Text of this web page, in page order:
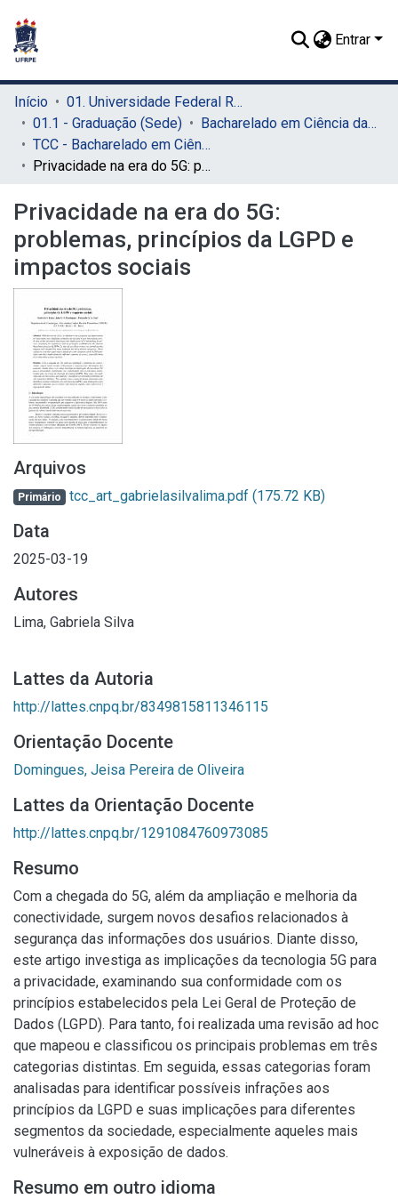
Entrar
Início
01. Universidade Federal Rural de Pernambuco - UFRPE (Sede)
01.1 - Graduação (Sede)
Bacharelado em Ciência da Computação (Sede)
TCC - Bacharelado em Ciência da Computação (Sede)
Privacidade na era do 5G: problemas, princípios da LGPD e impactos sociais
Privacidade na era do 5G:
problemas, princípios da LGPD e
impactos sociais
Arquivos
Primário tcc_art_gabrielasilvalima.pdf (175.72 KB)
Data
2025-03-19
Autores
Lima, Gabriela Silva
Lattes da Autoria
http://lattes.cnpq.br/8349815811346115
Orientação Docente
Domingues, Jeisa Pereira de Oliveira
Lattes da Orientação Docente
http://lattes.cnpq.br/1291084760973085
Resumo
Com a chegada do 5G, além da ampliação e melhoria da
conectividade, surgem novos desafios relacionados à
segurança das informações dos usuários. Diante disso,
este artigo investiga as implicações da tecnologia 5G para
a privacidade, examinando sua conformidade com os
princípios estabelecidos pela Lei Geral de Proteção de
Dados (LGPD). Para tanto, foi realizada uma revisão ad hoc
que mapeou e classificou os principais problemas em três
categorias distintas. Em seguida, essas categorias foram
analisadas para identificar possíveis infrações aos
princípios da LGPD e suas implicações para diferentes
segmentos da sociedade, especialmente aqueles mais
vulneráveis à exposição de dados.
Resumo em outro idioma